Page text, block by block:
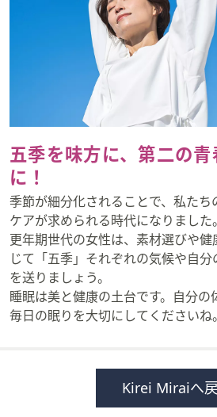
五季を味方に、第二の
に！
季節が細分化されることで、私た
ケアが求められる時代になりました。
更年期世代の女性は、素材選びや
じて「五季」それぞれの気候や自
を送りましょう。
睡眠は美と健康の土台です。自分の
毎日の眠りを大切にしてくださいね。
Kirei Miraiへ